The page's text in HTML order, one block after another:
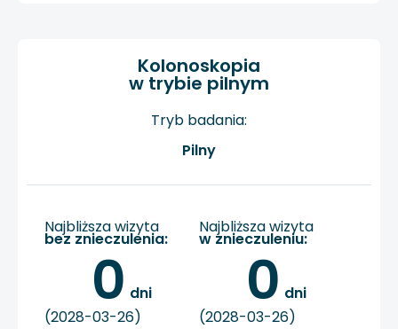
Kolonoskopia
w trybie pilnym
Tryb badania:
Pilny
Najbliższa wizyta
bez znieczulenia:
0 dni
(2028-03-26)
Najbliższa wizyta
w znieczuleniu:
0 dni
(2028-03-26)